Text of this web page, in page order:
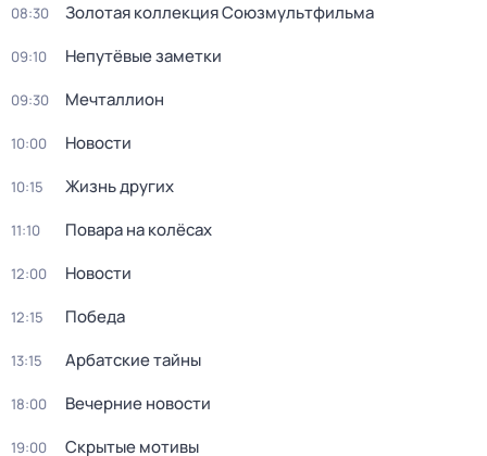
08:30 Золотая коллекция Союзмультфильма
09:10 Непутёвые заметки
09:30 Мечталлион
10:00 Новости
10:15 Жизнь других
11:10 Повара на колёсах
12:00 Новости
12:15 Победа
13:15 Арбатские тайны
18:00 Вечерние новости
19:00 Скрытые мотивы